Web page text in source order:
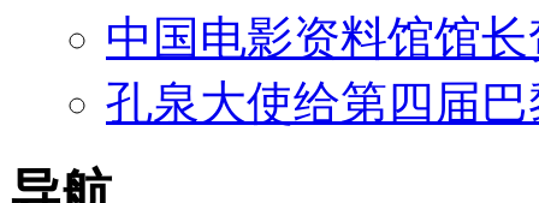
中国电影资料馆馆
孔泉大使给第四届